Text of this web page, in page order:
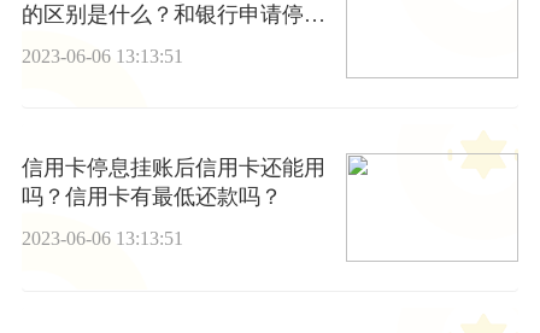
的区别是什么？和银行申请停息
2023-06-06 13:13:51
信用卡停息挂账后信用卡还能用
吗？信用卡有最低还款吗？
2023-06-06 13:13:51